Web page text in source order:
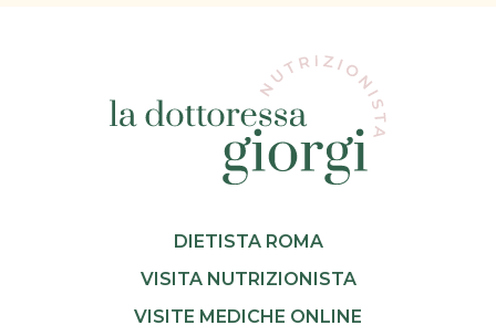
DIETISTA ROMA
VISITA NUTRIZIONISTA
VISITE MEDICHE ONLINE